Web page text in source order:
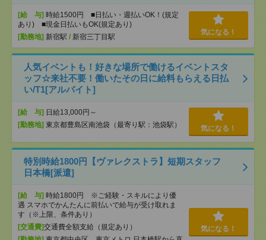
[給 与] 時給1500円 ■日払い・週払いOK！(規定
あり) ■現金日払いもOK(規定あり)
[勤務地] 新宿駅 / 新宿三丁目駅
気になる！
人気イベントも！好きな場所で働けるイベントスタ
ッフ☆来社不要！働いたその日に給料もらえる日払
い/T1[アルバイト]
[給 与] 日給13,000円～
[勤務地] 東京都豊島区南池袋（最寄り駅：池袋駅） 気になる！
特別時給1800円【ヴァレクストラ】短期スタッフ
日本橋[派遣]
[給 与] 時給1800円 ※ご経験・スキルにより優
遇 スマホでかんたんに前払いで給与が受け取れま
す（※上限、条件あり）
[交通費]交通費全額支給（規定あり）
気になる！